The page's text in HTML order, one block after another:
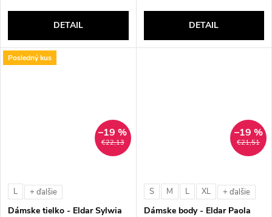
DETAIL DETAIL
Posledný kus
€22,13
–19 %
L + ďalšie
Dámske tielko - Eldar Sylwia
€21,51
–19 %
S M L XL + ďalšie
Dámske body - Eldar Paola